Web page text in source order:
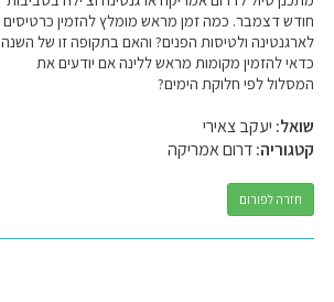
חודש דצמבר. כמה זמן מראש מומלץ להזמין כרטיסים
לארגנטינה ולטיסות הפנים? והאם בתקופה זו של השנה
כדאי להזמין מקומות מראש ללינה אם יודעים את
המסלול לפי חלוקת הימים?
שואל: יעקב צאירי
קטגוריה:דרום אמריקה
חזרה לפורום